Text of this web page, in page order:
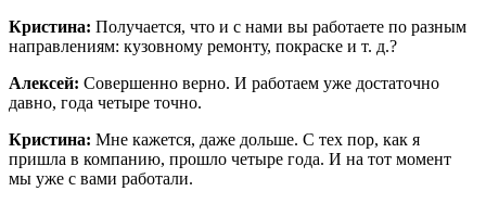
Кристина: Получается, что и с нами вы работаете по разным
направлениям: кузовному ремонту, покраске и т. д.?
Алексей: Совершенно верно. И работаем уже достаточно
давно, года четыре точно.
Кристина: Мне кажется, даже дольше. С тех пор, как я
пришла в компанию, прошло четыре года. И на тот момент
мы уже с вами работали.